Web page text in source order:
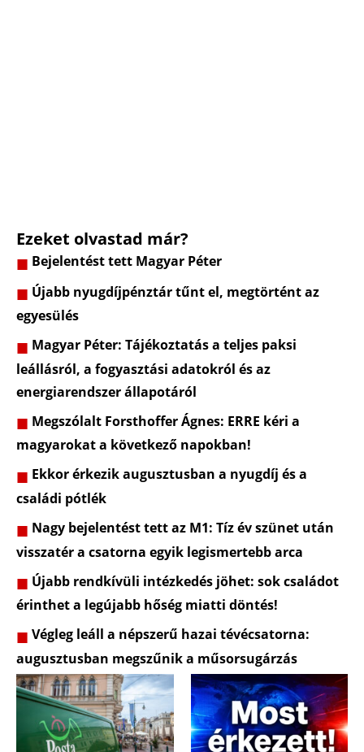
Ezeket olvastad már?
Bejelentést tett Magyar Péter
Újabb nyugdíjpénztár tűnt el, megtörtént az
egyesülés
Magyar Péter: Tájékoztatás a teljes paksi
leállásról, a fogyasztási adatokról és az
energiarendszer állapotáról
Megszólalt Forsthoffer Ágnes: ERRE kéri a
magyarokat a következő napokban!
Ekkor érkezik augusztusban a nyugdíj és a
családi pótlék
Nagy bejelentést tett az M1: Tíz év szünet után
visszatér a csatorna egyik legismertebb arca
Újabb rendkívüli intézkedés jöhet: sok családot
érinthet a legújabb hőség miatti döntés!
Végleg leáll a népszerű hazai tévécsatorna:
augusztusban megszűnik a műsorsugárzás